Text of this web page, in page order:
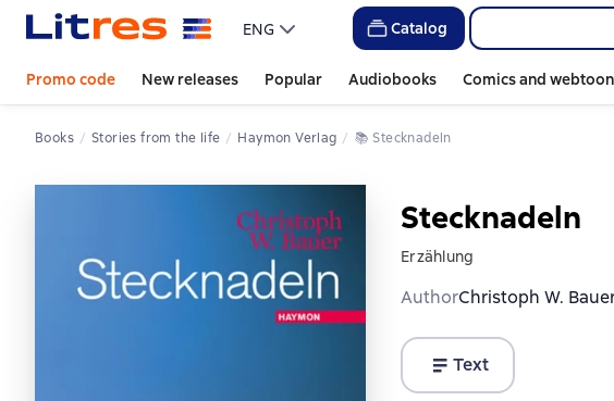
ENG Catalog
Promo code New releases Popular Audiobooks Comics and
Books stories from the life Haymon Verlag 📚 Stecknadeln
Stecknadeln
Erzählung
AuthorChristoph W.
Text